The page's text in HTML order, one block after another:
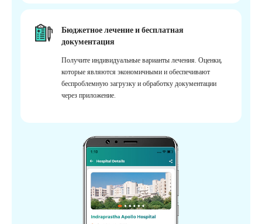
Бюджетное лечение и бесплатная
документация
Получите индивидуальные варианты лечения. Оценки,
которые являются экономичными и обеспечивают
беспроблемную загрузку и обработку документации
через приложение.